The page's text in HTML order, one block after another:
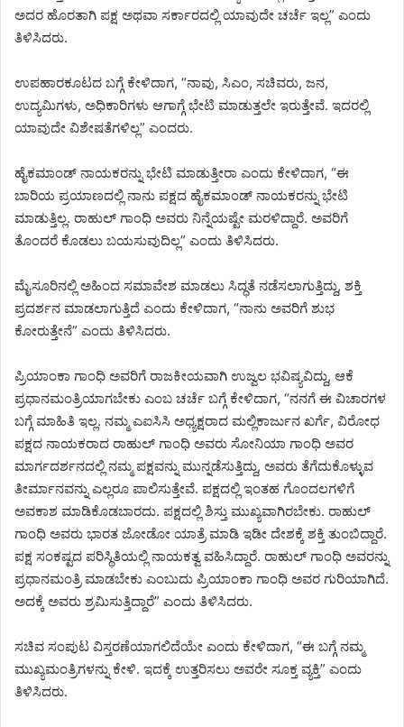
ಅದರ ಹೊರತಾಗಿ ಪಕ್ಷ ಅಥವಾ ಸರ್ಕಾರದಲ್ಲಿ ಯಾವುದೇ ಚರ್ಚೆ ಇಲ್ಲ” ಎಂದು
ತಿಳಿಸಿದರು.
ಉಪಹಾರಕೂಟದ ಬಗ್ಗೆ ಕೇಳಿದಾಗ, “ನಾವು, ಸಿಎಂ, ಸಚಿವರು, ಜನ,
ಉದ್ಯಮಿಗಳು, ಅಧಿಕಾರಿಗಳು ಆಗಾಗ್ಗೆ ಭೇಟಿ ಮಾಡುತ್ತಲೇ ಇರುತ್ತೇವೆ. ಇದರಲ್ಲಿ
ಯಾವುದೇ ವಿಶೇಷತೆಗಳಿಲ್ಲ” ಎಂದರು.
ಹೈಕಮಾಂಡ್ ನಾಯಕರನ್ನು ಭೇಟಿ ಮಾಡುತ್ತೀರಾ ಎಂದು ಕೇಳಿದಾಗ, “ಈ
ಬಾರಿಯ ಪ್ರಯಾಣದಲ್ಲಿ ನಾನು ಪಕ್ಷದ ಹೈಕಮಾಂಡ್ ನಾಯಕರನ್ನು ಭೇಟಿ
ಮಾಡುತ್ತಿಲ್ಲ. ರಾಹುಲ್ ಗಾಂಧಿ ಅವರು ನಿನ್ನೆಯಷ್ಟೇ ಮರಳಿದ್ದಾರೆ. ಅವರಿಗೆ
ತೊಂದರೆ ಕೊಡಲು ಬಯಸುವುದಿಲ್ಲ” ಎಂದು ತಿಳಿಸಿದರು.
ಮೈಸೂರಿನಲ್ಲಿ ಅಹಿಂದ ಸಮಾವೇಶ ಮಾಡಲು ಸಿದ್ಧತೆ ನಡೆಸಲಾಗುತ್ತಿದ್ದು, ಶಕ್ತಿ
ಪ್ರದರ್ಶನ ಮಾಡಲಾಗುತ್ತಿದೆ ಎಂದು ಕೇಳಿದಾಗ, “ನಾನು ಅವರಿಗೆ ಶುಭ
ಕೋರುತ್ತೇನೆ” ಎಂದು ತಿಳಿಸಿದರು.
ಪ್ರಿಯಾಂಕಾ ಗಾಂಧಿ ಅವರಿಗೆ ರಾಜಕೀಯವಾಗಿ ಉಜ್ವಲ ಭವಿಷ್ಯವಿದ್ದು, ಆಕೆ
ಪ್ರಧಾನಮಂತ್ರಿಯಾಗಬೇಕು ಎಂಬ ಚರ್ಚೆ ಬಗ್ಗೆ ಕೇಳಿದಾಗ, “ನನಗೆ ಈ ವಿಚಾರಗಳ
ಬಗ್ಗೆ ಮಾಹಿತಿ ಇಲ್ಲ. ನಮ್ಮ ಎಐಸಿಸಿ ಅಧ್ಯಕ್ಷರಾದ ಮಲ್ಲಿಕಾರ್ಜುನ ಖರ್ಗೆ, ವಿರೋಧ
ಪಕ್ಷದ ನಾಯಕರಾದ ರಾಹುಲ್ ಗಾಂಧಿ ಅವರು ಸೋನಿಯಾ ಗಾಂಧಿ ಅವರ
ಮಾರ್ಗದರ್ಶನದಲ್ಲಿ ನಮ್ಮ ಪಕ್ಷವನ್ನು ಮುನ್ನಡೆಸುತ್ತಿದ್ದು, ಅವರು ತೆಗೆದುಕೊಳ್ಳುವ
ತೀರ್ಮಾನವನ್ನು ಎಲ್ಲರೂ ಪಾಲಿಸುತ್ತೇವೆ. ಪಕ್ಷದಲ್ಲಿ ಇಂತಹ ಗೊಂದಲಗಳಿಗೆ
ಅವಕಾಶ ಮಾಡಿಕೊಡಬಾರದು. ಪಕ್ಷದಲ್ಲಿ ಶಿಸ್ತು ಮುಖ್ಯವಾಗಿರಬೇಕು. ರಾಹುಲ್
ಗಾಂಧಿ ಅವರು ಭಾರತ ಜೋಡೋ ಯಾತ್ರೆ ಮಾಡಿ ಇಡೀ ದೇಶಕ್ಕೆ ಶಕ್ತಿ ತುಂಬಿದ್ದಾರೆ.
ಪಕ್ಷ ಸಂಕಷ್ಟದ ಪರಿಸ್ಥಿತಿಯಲ್ಲಿ ನಾಯಕತ್ವ ವಹಿಸಿದ್ದಾರೆ. ರಾಹುಲ್ ಗಾಂಧಿ ಅವರನ್ನು
ಪ್ರಧಾನಮಂತ್ರಿ ಮಾಡಬೇಕು ಎಂಬುದು ಪ್ರಿಯಾಂಕಾ ಗಾಂಧಿ ಅವರ ಗುರಿಯಾಗಿದೆ.
ಅದಕ್ಕೆ ಅವರು ಶ್ರಮಿಸುತ್ತಿದ್ದಾರೆ” ಎಂದು ತಿಳಿಸಿದರು.
ಸಚಿವ ಸಂಪುಟ ವಿಸ್ತರಣೆಯಾಗಲಿದೆಯೇ ಎಂದು ಕೇಳಿದಾಗ, “ಈ ಬಗ್ಗೆ ನಮ್ಮ
ಮುಖ್ಯಮಂತ್ರಿಗಳನ್ನು ಕೇಳಿ. ಇದಕ್ಕೆ ಉತ್ತರಿಸಲು ಅವರೇ ಸೂಕ್ತ ವ್ಯಕ್ತಿ” ಎಂದು
ತಿಳಿಸಿದರು.